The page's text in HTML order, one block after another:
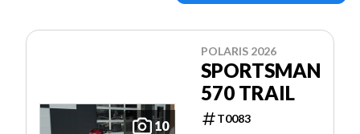
10
POLARIS 2026
SPORTSMAN
570 TRAIL
T0083